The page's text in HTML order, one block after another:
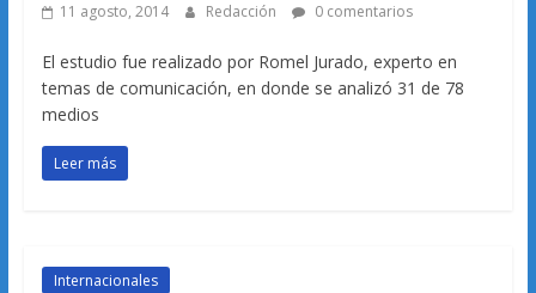
11 agosto, 2014 Redacción 0 comentarios
El estudio fue realizado por Romel Jurado, experto en
temas de comunicación, en donde se analizó 31 de 78
medios
Leer más
Internacionales